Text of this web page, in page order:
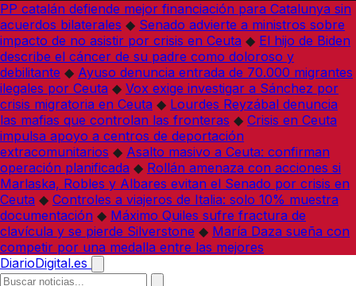
PP catalán defiende mejor financiación para Catalunya sin
acuerdos bilaterales ◆ Senado advierte a ministros sobre
impacto de no asistir por crisis en Ceuta ◆ El hijo de Biden
describe el cáncer de su padre como doloroso y
debilitante ◆ Ayuso denuncia entrada de 70.000 migrantes
ilegales por Ceuta ◆ Vox exige investigar a Sánchez por
crisis migratoria en Ceuta ◆ Lourdes Reyzábal denuncia
las mafias que controlan las fronteras ◆ Crisis en Ceuta
impulsa apoyo a centros de deportación
extracomunitarios ◆ Asalto masivo a Ceuta: confirman
operación planificada ◆ Rollán amenaza con acciones si
Marlaska, Robles y Albares evitan el Senado por crisis en
Ceuta ◆ Controles a viajeros de Italia: solo 10% muestra
documentación ◆ Máximo Quiles sufre fractura de
clavícula y se pierde Silverstone ◆ María Daza sueña con
competir por una medalla entre las mejores
DiarioDigital.es